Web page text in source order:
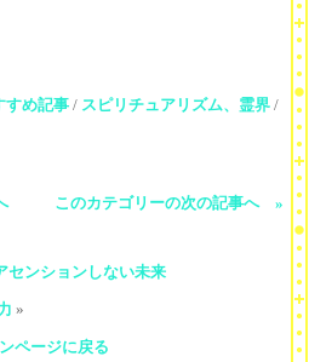
すめ記事 / スピリチュアリズム、霊界 /
このカテゴリーの次の記事へ »
センションしない未来
»
ページに戻る